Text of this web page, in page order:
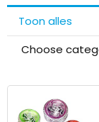
Toon alles
Choose